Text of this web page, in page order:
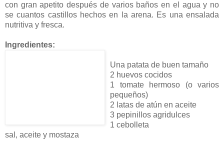
con gran apetito después de varios baños en el agua y no
se cuantos castillos hechos en la arena. Es una ensalada
nutritiva y fresca.
Ingredientes:
Una patata de buen tamaño
2 huevos cocidos
1 tomate hermoso (o varios
pequeños)
2 latas de atún en aceite
3 pepinillos agridulces
1 cebolleta
sal, aceite y mostaza